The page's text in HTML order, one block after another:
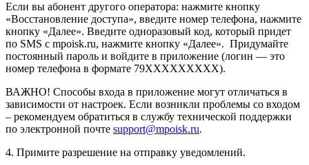
Если вы абонент другого оператора: нажмите кнопку
«Восстановление доступа», введите номер телефона, нажмите
кнопку «Далее». Введите одноразовый код, который придет
по SMS с mpoisk.ru, нажмите кнопку «Далее». Придумайте
постоянный пароль и войдите в приложение (логин — это
номер телефона в формате 79XXXXXXXXX).
ВАЖНО! Способы входа в приложение могут отличаться в
зависимости от настроек. Если возникли проблемы со входом
– рекомендуем обратиться в службу технической поддержки
по электронной почте support@mpoisk.ru.
4. Примите разрешение на отправку уведомлений.